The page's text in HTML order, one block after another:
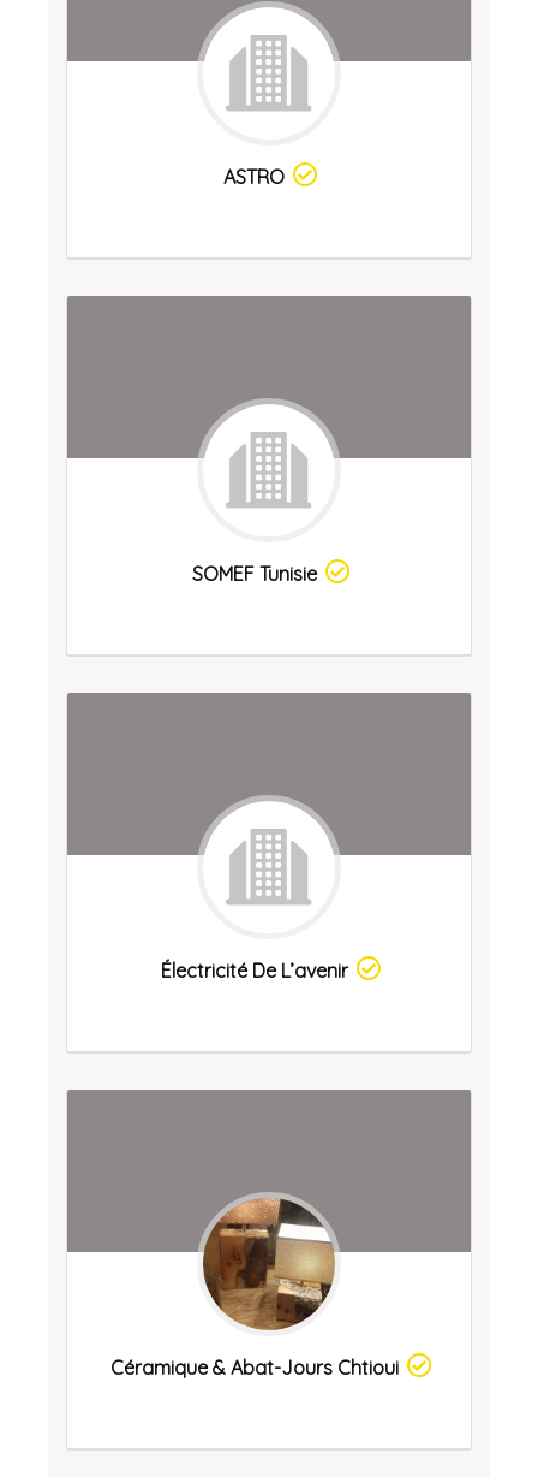
ASTRO
SOMEF Tunisie
Électricité De L’avenir
Céramique & Abat-Jours Chtioui